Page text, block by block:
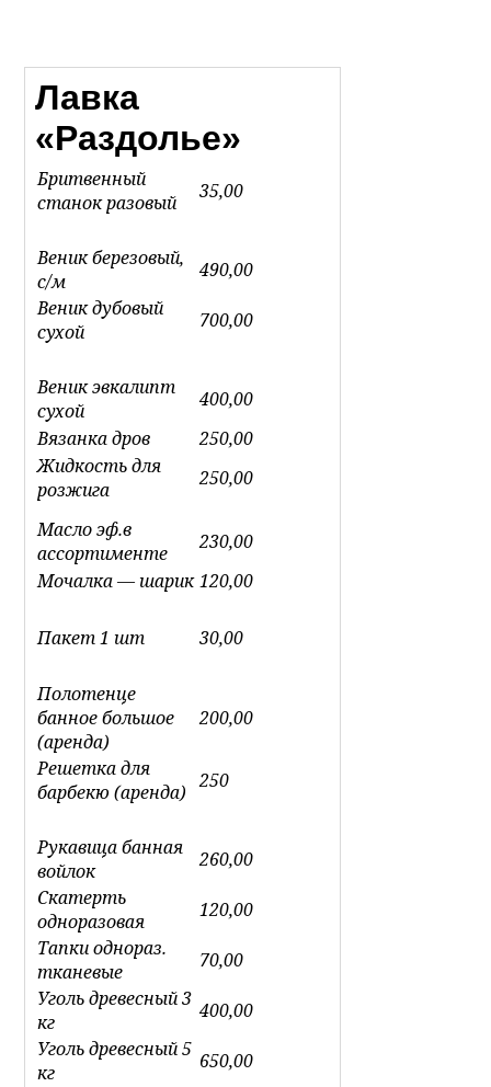
Лавка
«Раздолье»
Бритвенный
станок разовый
35,00
Веник березовый,
с/м
490,00
Веник дубовый
сухой
700,00
Веник эвкалипт
сухой
400,00
Вязанка дров
250,00
Жидкость для
розжига
250,00
Масло эф.в
ассортименте
230,00
Мочалка — шарик 120,00
Пакет 1 шт 30,00
Полотенце
банное большое
(аренда)
200,00
Решетка для
барбекю (аренда)
250
Рукавица банная
войлок
260,00
Скатерть
одноразовая
120,00
Тапки однораз.
тканевые
70,00
Уголь древесный 3
кг
400,00
Уголь древесный 5
кг
650,00